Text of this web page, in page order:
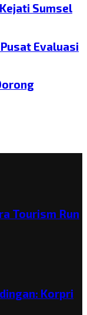
Sumsel
Evaluasi
Tourism Run
Korpri